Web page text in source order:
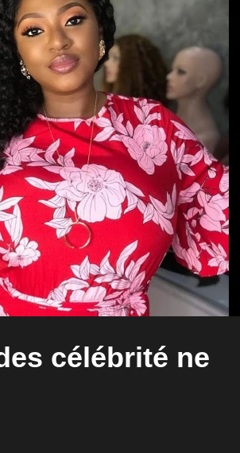
célébrité ne